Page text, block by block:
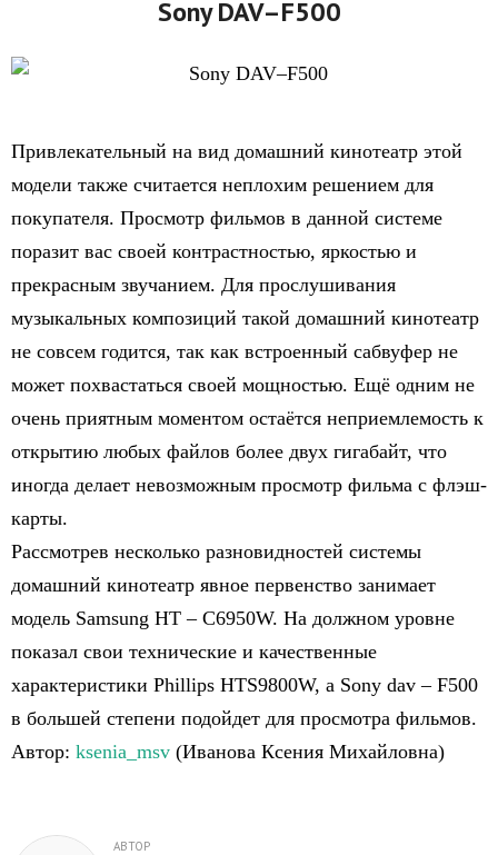
Sony DAV–F500
Привлекательный на вид домашний кинотеатр этой
модели также считается неплохим решением для
покупателя. Просмотр фильмов в данной системе
поразит вас своей контрастностью, яркостью и
прекрасным звучанием. Для прослушивания
музыкальных композиций такой домашний кинотеатр
не совсем годится, так как встроенный сабвуфер не
может похвастаться своей мощностью. Ещё одним не
очень приятным моментом остаётся неприемлемость к
открытию любых файлов более двух гигабайт, что
иногда делает невозможным просмотр фильма с флэш-
карты.
Рассмотрев несколько разновидностей системы
домашний кинотеатр явное первенство занимает
модель Samsung HT – C6950W. На должном уровне
показал свои технические и качественные
характеристики Phillips HTS9800W, а Sony dav – F500
в большей степени подойдет для просмотра фильмов.
Автор: ksenia_msv (Иванова Ксения Михайловна)
АВТОР